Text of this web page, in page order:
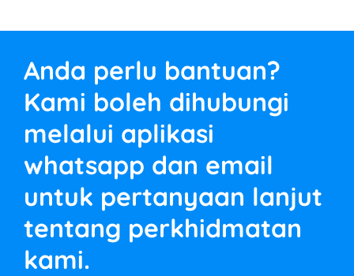
Anda perlu bantuan?
Kami boleh dihubungi
melalui aplikasi
whatsapp dan email
untuk pertanyaan lanjut
tentang perkhidmatan
kami.